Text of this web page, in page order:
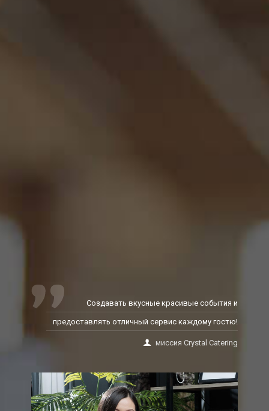
Создавать вкусные красивые события и
предоставлять отличный сервис каждому гостю!
миссия Crystal Catering